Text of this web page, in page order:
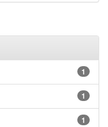
1
1
1